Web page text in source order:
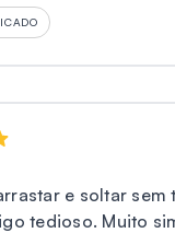
e soltar sem
tedioso. Muito